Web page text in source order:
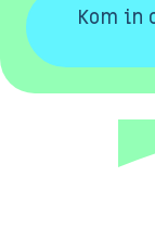
Kom in